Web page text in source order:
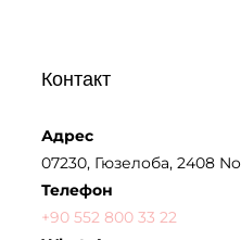
Контакт
Адрес
07230, Гюзелоба, 2408
Телефон
+90 552 800 33 22